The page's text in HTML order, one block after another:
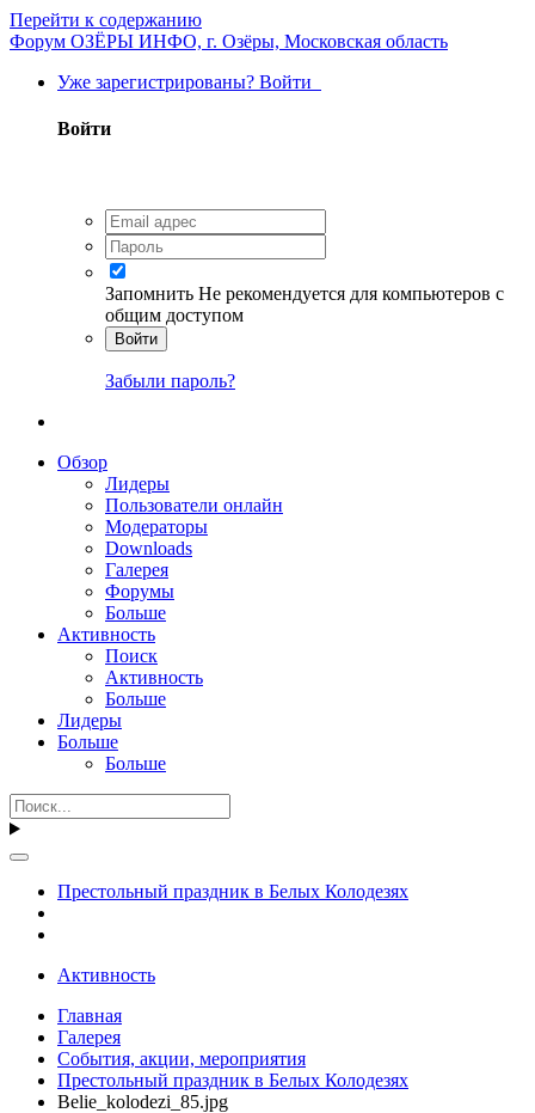
Перейти к содержанию
Форум ОЗЁРЫ ИНФО, г. Озёры, Московская область
Уже зарегистрированы? Войти
Войти
Запомнить Не рекомендуется для компьютеров с
общим доступом
Войти
Забыли пароль?
Обзор
Лидеры
Пользователи онлайн
Модераторы
Downloads
Галерея
Форумы
Больше
Активность
Поиск
Активность
Больше
Лидеры
Больше
Больше
Престольный праздник в Белых Колодезях
Активность
Главная
Галерея
События, акции, мероприятия
Престольный праздник в Белых Колодезях
Belie_kolodezi_85.jpg